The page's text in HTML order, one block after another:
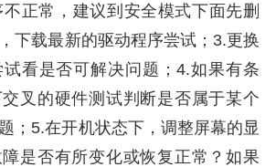
正常，建议到安全模式下面先删
下载最新的驱动程序尝试；3.更换
看是否可解决问题；4.如果有条
叉的硬件测试判断是否属于某个
；5.在开机状态下，调整屏幕的显
是否有所变化或恢复正常？如果